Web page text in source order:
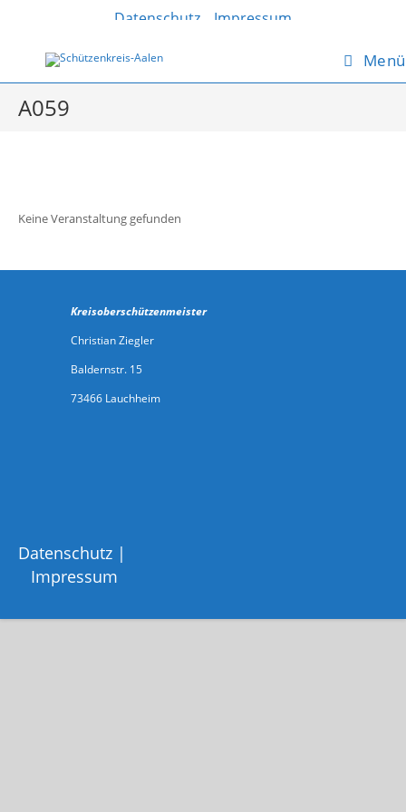
Datenschutz Impressum
Menü
A059
Keine Veranstaltung gefunden
Kreisoberschützenmeister
Christian Ziegler
Baldernstr. 15
73466 Lauchheim
Datenschutz
Impressum